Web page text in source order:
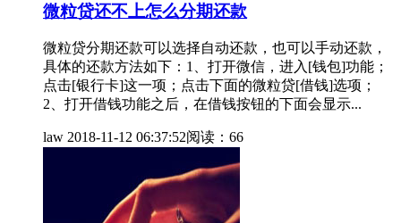
微粒贷还不上怎么分期还款
微粒贷分期还款可以选择自动还款，也可以手动还款，
具体的还款方法如下：1、打开微信，进入[钱包]功能；
点击[银行卡]这一项；点击下面的微粒贷[借钱]选项；
2、打开借钱功能之后，在借钱按钮的下面会显示...
law 2018-11-12 06:37:52阅读：66